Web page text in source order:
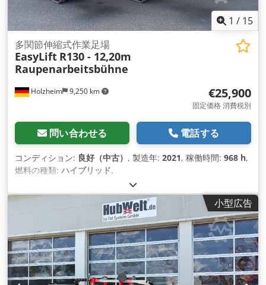
1 / 15
Holzheim 9,250 km
多関節伸縮式作業足場
EasyLift R130 - 12,20m
Raupenarbeitsbühne
€25,900
固定価格 消費税別
問い合わせる 電話する
コンディション: 良好（中古） , 製造年: 2021, 稼働時間: 968 h,
燃料の種類: ハイブリッド,
小型広告